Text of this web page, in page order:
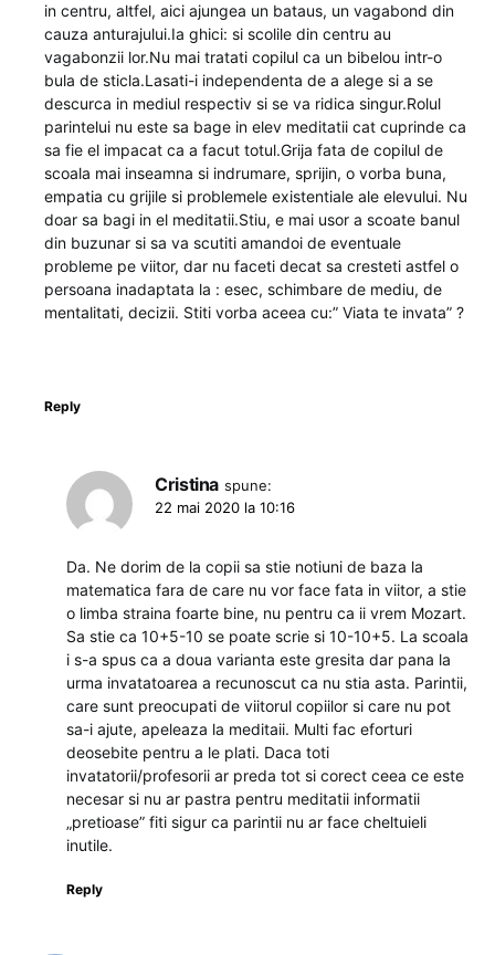
in centru, altfel, aici ajungea un bataus, un vagabond din
cauza anturajului.Ia ghici: si scolile din centru au
vagabonzii lor.Nu mai tratati copilul ca un bibelou intr-o
bula de sticla.Lasati-i independenta de a alege si a se
descurca in mediul respectiv si se va ridica singur.Rolul
parintelui nu este sa bage in elev meditatii cat cuprinde ca
sa fie el impacat ca a facut totul.Grija fata de copilul de
scoala mai inseamna si indrumare, sprijin, o vorba buna,
empatia cu grijile si problemele existentiale ale elevului. Nu
doar sa bagi in el meditatii.Stiu, e mai usor a scoate banul
din buzunar si sa va scutiti amandoi de eventuale
probleme pe viitor, dar nu faceti decat sa cresteti astfel o
persoana inadaptata la : esec, schimbare de mediu, de
mentalitati, decizii. Stiti vorba aceea cu:” Viata te invata” ?
Reply
Cristina spune:
22 mai 2020 la 10:16
Da. Ne dorim de la copii sa stie notiuni de baza la
matematica fara de care nu vor face fata in viitor, a stie
o limba straina foarte bine, nu pentru ca ii vrem Mozart.
Sa stie ca 10+5-10 se poate scrie si 10-10+5. La scoala
i s-a spus ca a doua varianta este gresita dar pana la
urma invatatoarea a recunoscut ca nu stia asta. Parintii,
care sunt preocupati de viitorul copiilor si care nu pot
sa-i ajute, apeleaza la meditaii. Multi fac eforturi
deosebite pentru a le plati. Daca toti
invatatorii/profesorii ar preda tot si corect ceea ce este
necesar si nu ar pastra pentru meditatii informatii
„pretioase” fiti sigur ca parintii nu ar face cheltuieli
inutile.
Reply